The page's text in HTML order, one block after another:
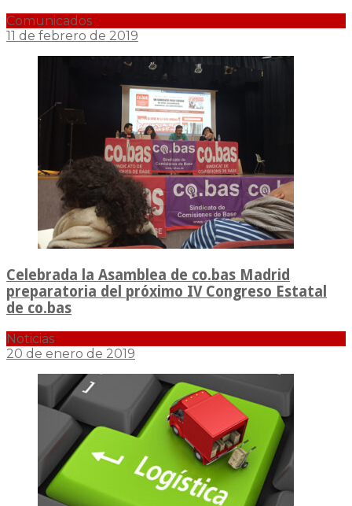
Comunicados
11 de febrero de 2019
Celebrada la Asamblea de co.bas Madrid
preparatoria del próximo IV Congreso Estatal
de co.bas
Noticias
20 de enero de 2019